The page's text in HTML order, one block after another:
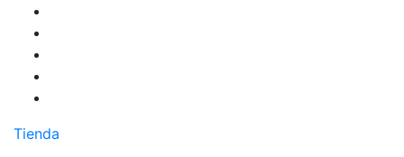
Pasar
contenido
principal
Tienda